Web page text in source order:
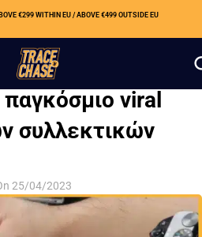
€299 WITHIN EU / ABOVE €499 OUTSIDE EU
101 (EL)
viral
συλλεκτικών
25/04/2023